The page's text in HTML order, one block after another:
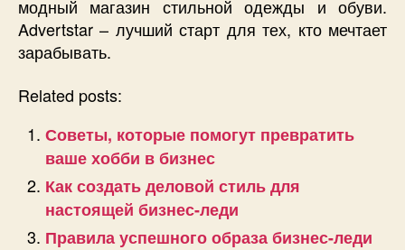
модный магазин стильной одежды и обуви.
Advertstar – лучший старт для тех, кто мечтает
зарабывать.
Related posts:
Советы, которые помогут превратить
ваше хобби в бизнес
Как создать деловой стиль для
настоящей бизнес-леди
Правила успешного образа бизнес-леди